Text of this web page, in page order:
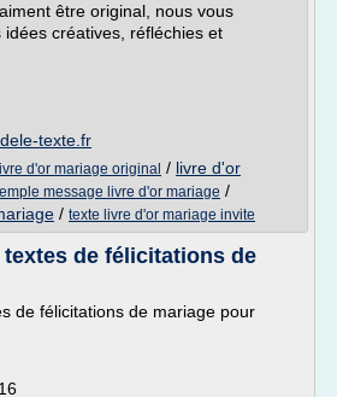
être original, nous vous
créatives, réfléchies et
texte.fr
d'or mariage original / livre d'or
message livre d'or mariage /
/ texte livre d'or mariage invite
textes de félicitations de
de félicitations de mariage pour